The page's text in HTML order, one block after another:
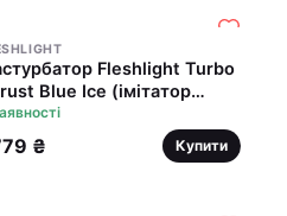
Fleshlight Turbo
Blue Ice (імітатор
₴ Купити